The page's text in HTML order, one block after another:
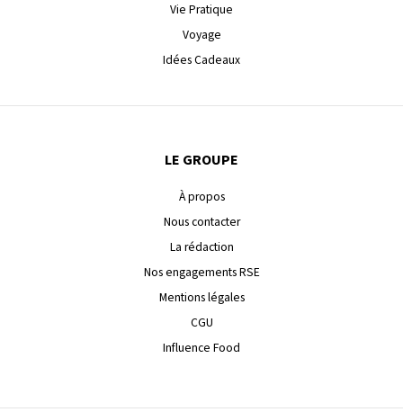
Vie Pratique
Voyage
Idées Cadeaux
LE GROUPE
À propos
Nous contacter
La rédaction
Nos engagements RSE
Mentions légales
CGU
Influence Food